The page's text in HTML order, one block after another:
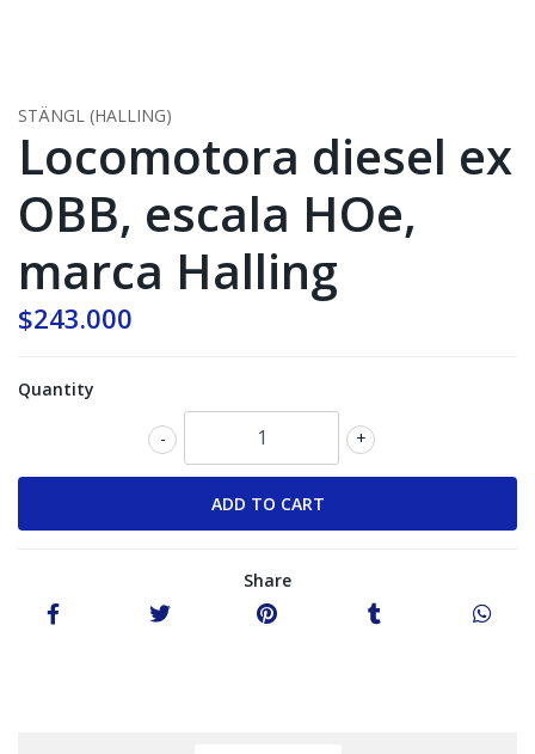
STÄNGL (HALLING)
Locomotora diesel ex
OBB, escala HOe,
marca Halling
$243.000
Quantity
+
-
Share